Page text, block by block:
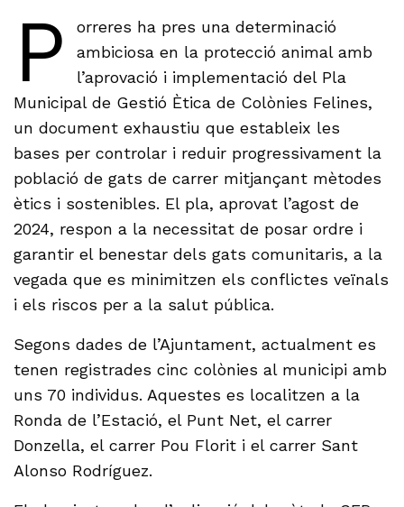
P
orreres ha pres una determinació
ambiciosa en la protecció animal amb
l’aprovació i implementació del Pla
Municipal de Gestió Ètica de Colònies Felines,
un document exhaustiu que estableix les
bases per controlar i reduir progressivament la
població de gats de carrer mitjançant mètodes
ètics i sostenibles. El pla, aprovat l’agost de
2024, respon a la necessitat de posar ordre i
garantir el benestar dels gats comunitaris, a la
vegada que es minimitzen els conflictes veïnals
i els riscos per a la salut pública.
Segons dades de l’Ajuntament, actualment es
tenen registrades cinc colònies al municipi amb
uns 70 individus. Aquestes es localitzen a la
Ronda de l’Estació, el Punt Net, el carrer
Donzella, el carrer Pou Florit i el carrer Sant
Alonso Rodríguez.